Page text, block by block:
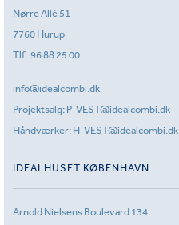
Nørre Allé 51
7760 Hurup
Tlf.:96 88 25 00
info@idealcombi.dk
Projektsalg: P-VEST@idealcombi.dk
Håndværker: H-VEST@idealcombi.dk
IDEALHUSET KØBENHAVN
Arnold Nielsens Boulevard 134